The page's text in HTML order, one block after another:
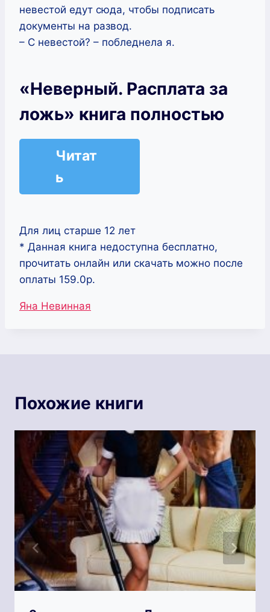
невестой едут сюда, чтобы подписать
документы на развод.
– С невестой? – побледнела я.
«Неверный. Расплата за
ложь» книга полностью
Читат
ь
Для лиц старше 12 лет
* Данная книга недоступна бесплатно,
прочитать онлайн или скачать можно после
оплаты 159.0р.
Метки
Яна Невинная
Похожие книги